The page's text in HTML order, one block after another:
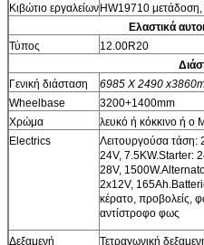
Κιβώτιο εργαλείωνHW19710 μετάδοση,
Ελαστικά
Τύπος
12.00R20
Γενική διάσταση
6985 X 2490
Wheelbase
3200+1400mm
Χρώμα
λευκό ή κόκκινο ή ο
Electrics
Λειτουργούσα τάση:
24V, 7.5KW.Starter:
28V,
2x12V,
κέρατο, προβολείς,
αντίστροφο φως
Δεξαμενή
Τετραγωνική